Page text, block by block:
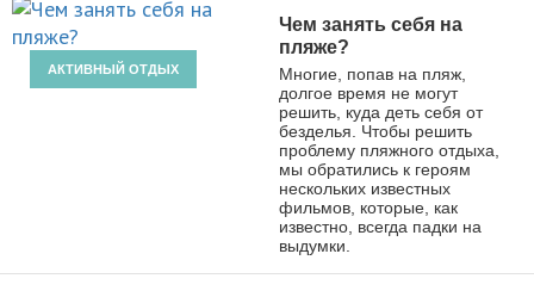
АКТИВНЫЙ ОТДЫХ
Чем занять себя на
пляже?
Многие, попав на пляж,
долгое время не могут
решить, куда деть себя от
безделья. Чтобы решить
проблему пляжного отдыха,
мы обратились к героям
нескольких известных
фильмов, которые, как
известно, всегда падки на
выдумки.